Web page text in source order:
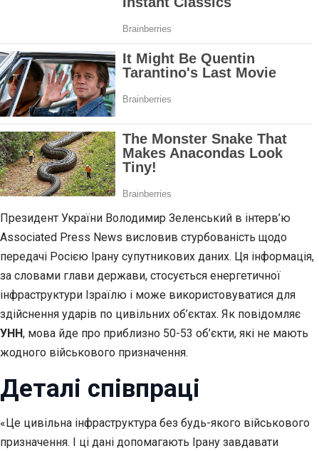
Президент України Володимир Зеленський в інтерв’ю
Associated Press News висловив стурбованість щодо
передачі Росією Ірану супутникових даних. Ця інформація,
за словами глави держави, стосується енергетичної
інфраструктури Ізраїлю і може використовуватися для
здійснення ударів по цивільних об’єктах. Як повідомляє
УНН, мова йде про приблизно 50-53 об’єкти, які не мають
жодного військового призначення.
Деталі співпраці
«Це цивільна інфраструктура без будь-якого військового
призначення. І ці дані допомагають Ірану завдавати